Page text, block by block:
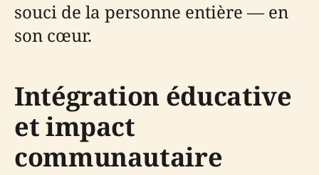
souci de la personne entière — en
son cœur.
Intégration éducative
et impact
communautaire